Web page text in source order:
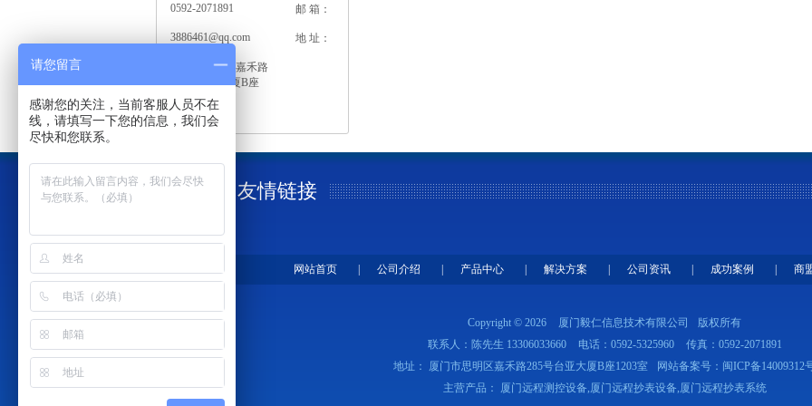
0592-2071891 邮 箱：
3886461@qq.com 地 址：
厦门市思明区嘉禾路
285号台亚大厦B座
1203室
友情链接
网站首页 公司介绍 产品中心 解决方案 公司资讯 成功案例 商
Copyright © 2026 厦门毅仁信息技术有限公司
版权所有
联系人：陈先生 13306033660
电话：0592-5325960
传真：0592-2071891
地址： 厦门市思明区嘉禾路285号台亚大厦B座1203室
网站备案号： 闽ICP备14009312
主营产品： 厦门远程测控设备,厦门远程抄表设备,厦门远程抄表系统
请您留言
感谢您的关注，当前客服人员不在
线，请填写一下您的信息，我们会
尽快和您联系。